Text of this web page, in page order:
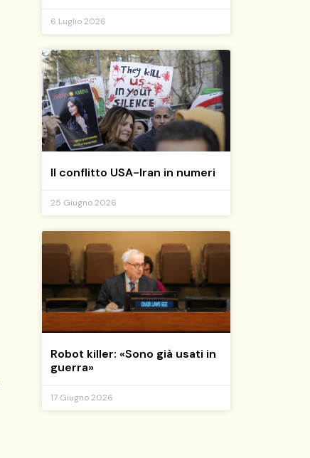
6 Luglio 2026
Il conflitto USA-Iran in numeri
25 Giugno 2026
Robot killer: «Sono già usati in
guerra»
17 Giugno 2026